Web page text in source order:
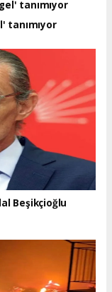
tanımıyor
Beşikçioğlu